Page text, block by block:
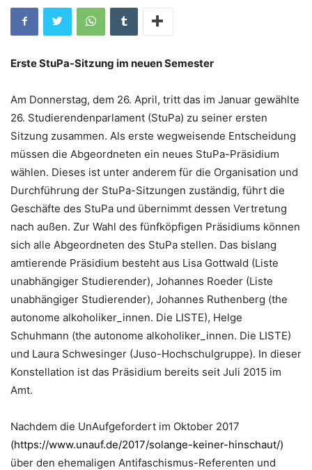
Erste StuPa-Sitzung im neuen Semester
Am Donnerstag, dem 26. April, tritt das im Januar gewählte
26. Studierendenparlament (StuPa) zu seiner ersten
Sitzung zusammen. Als erste wegweisende Entscheidung
müssen die Abgeordneten ein neues StuPa-Präsidium
wählen. Dieses ist unter anderem für die Organisation und
Durchführung der StuPa-Sitzungen zuständig, führt die
Geschäfte des StuPa und übernimmt dessen Vertretung
nach außen. Zur Wahl des fünfköpfigen Präsidiums können
sich alle Abgeordneten des StuPa stellen. Das bislang
amtierende Präsidium besteht aus Lisa Gottwald (Liste
unabhängiger Studierender), Johannes Roeder (Liste
unabhängiger Studierender), Johannes Ruthenberg (the
autonome alkoholiker_innen. Die LISTE), Helge
Schuhmann (the autonome alkoholiker_innen. Die LISTE)
und Laura Schwesinger (Juso-Hochschulgruppe). In dieser
Konstellation ist das Präsidium bereits seit Juli 2015 im
Amt.
Nachdem die UnAufgefordert im Oktober 2017
(https://www.unauf.de/2017/solange-keiner-hinschaut/)
über den ehemaligen Antifaschismus-Referenten und